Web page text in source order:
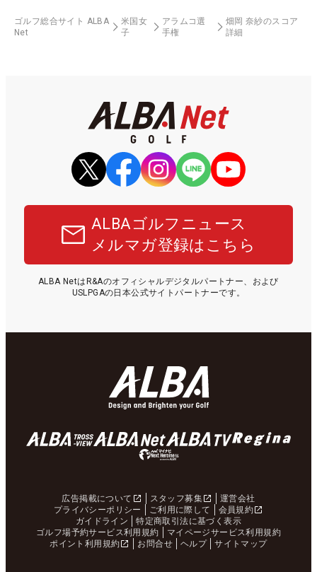
ゴルフ総合サイト ALBA
Net
米国女
子
アラムコ選
手権
畑岡 奈紗のスコア
詳細
ALBAゴルフニュース
メルマガ登録はこちら
ALBA NetはR&Aのオフィシャルデジタルパートナー、および
USLPGAの日本公式サイトパートナーです。
広告掲載について スタッフ募集
運営会社
プライバシーポリシー
ご利用に際して
会員規約
ガイドライン
特定商取引法に基づく表示
ゴルフ場予約サービス利用規約
マイページサービス利用規約
ポイント利用規約
お問合せ ヘルプ サイトマップ